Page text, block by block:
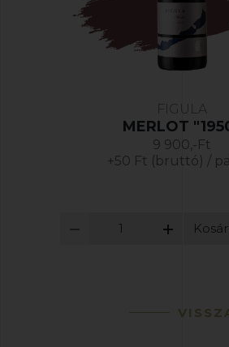
FIGULA
MERLOT
9 900,-Ft
+50 Ft (bruttó) /